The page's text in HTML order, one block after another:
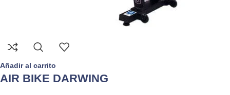
Añadir al carrito
AIR BIKE DARWING